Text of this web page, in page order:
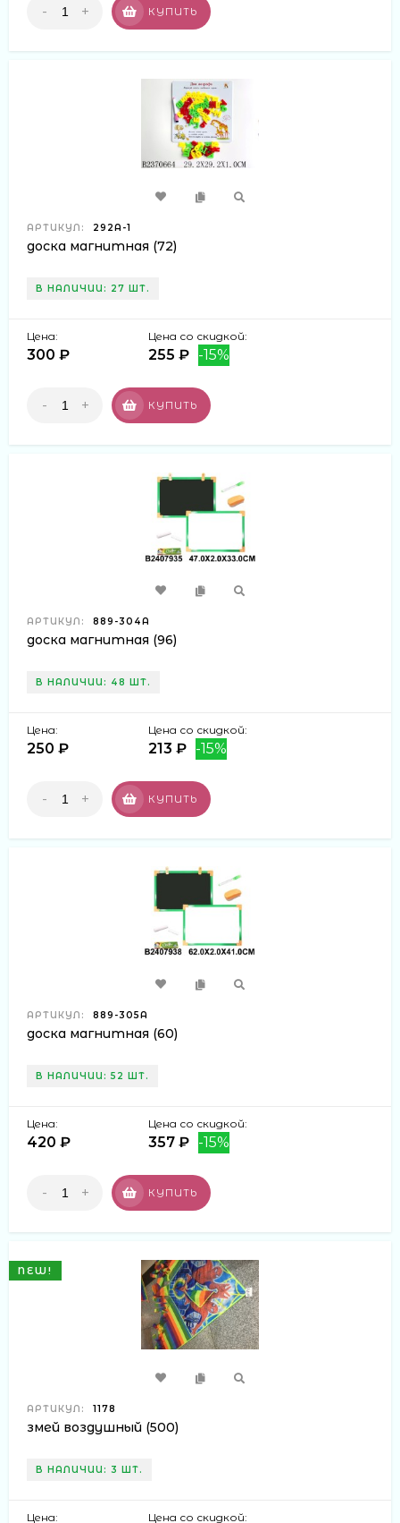
- + КУПИТЬ
АРТИКУЛ: 292A-1
доска магнитная (72)
В НАЛИЧИИ: 27 ШТ.
Цена:
300 ₽
Цена со скидкой:
255 ₽ -15%
- + КУПИТЬ
АРТИКУЛ: 889-304A
доска магнитная (96)
В НАЛИЧИИ: 48 ШТ.
Цена:
250 ₽
Цена со скидкой:
213 ₽ -15%
- + КУПИТЬ
АРТИКУЛ: 889-305A
доска магнитная (60)
В НАЛИЧИИ: 52 ШТ.
Цена:
420 ₽
Цена со скидкой:
357 ₽ -15%
- + КУПИТЬ
NEW!
АРТИКУЛ: 1178
змей воздушный (500)
В НАЛИЧИИ: 3 ШТ.
Цена: Цена со скидкой: